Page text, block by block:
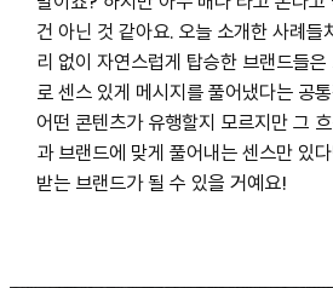
건 아닌 것 같아요. 오늘 소개한 사례들
리 없이 자연스럽게 탑승한 브랜드들
로 센스 있게 메시지를 풀어냈다는 공
어떤 콘텐츠가 유행할지 모르지만 그
과 브랜드에 맞게 풀어내는 센스만 있
받는 브랜드가 될 수 있을 거예요!